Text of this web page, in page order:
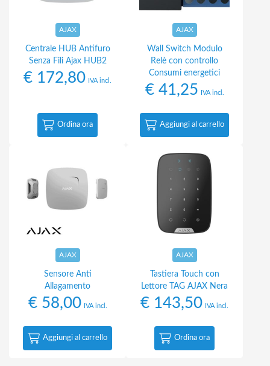
AJAX
Centrale HUB Antifuro
Senza Fili Ajax HUB2
€ 172,80 IVA incl.
Ordina ora
AJAX
Wall Switch Modulo
Relè con controllo
Consumi energetici
€41,25 IVA incl.
Aggiungi al carrello
AJAX
Sensore Anti
Allagamento
€58,00 IVA incl.
Aggiungi al carrello
AJAX
Tastiera Touch con
Lettore TAG AJAX Nera
€ 143,50 IVA incl.
Ordina ora